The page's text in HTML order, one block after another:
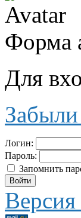
Форма
Для
Забыли
Логин:
Пароль:
Запомнить